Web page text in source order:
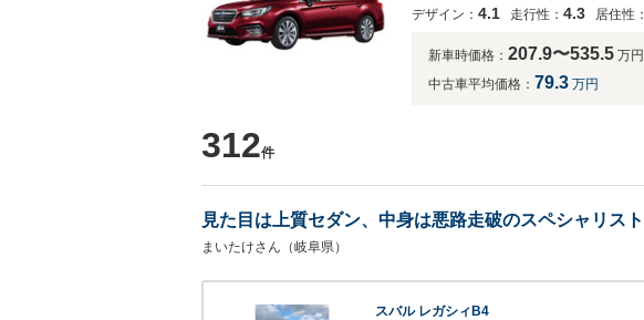
デザイン： 4.1 走行性： 4.3 居住性：
新車時価格： 207.9〜535.5 万円
中古車平均価格： 79.3 万円
312件
見た目は上質セダン、中身は悪路走破のスペシャリスト
まいたけさん（岐阜県）
スバル レガシィB4